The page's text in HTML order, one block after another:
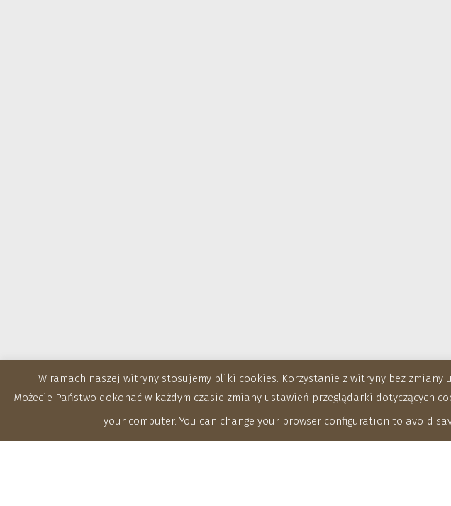
W ramach naszej witryny stosujemy pliki cookies. Korzystanie z witryny bez zmiany
Możecie Państwo dokonać w każdym czasie zmiany ustawień przeglądarki dotyczących
your computer. You can change your browser configuration to avoid